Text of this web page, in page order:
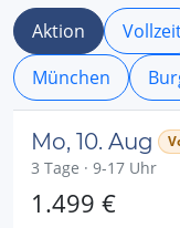
Aktion
München
Mo, 10. Aug
3 Tage · 9-17 Uhr
1.499 €